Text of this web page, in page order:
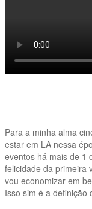
Para a minha alma
estar em LA nessa
eventos há mais de 1
felicidade da primeira
vou economizar em
Isso sim é a definição